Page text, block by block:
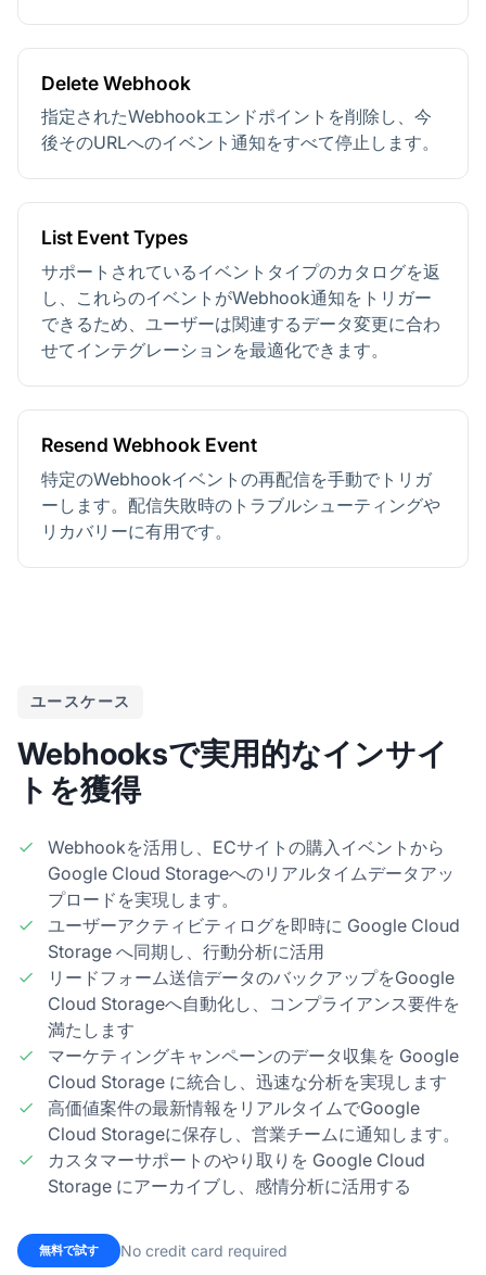
Delete Webhook
指定されたWebhookエンドポイントを削除し、今
後そのURLへのイベント通知をすべて停止します。
List Event Types
サポートされているイベントタイプのカタログを返
し、これらのイベントがWebhook通知をトリガー
できるため、ユーザーは関連するデータ変更に合わ
せてインテグレーションを最適化できます。
Resend Webhook Event
特定のWebhookイベントの再配信を手動でトリガ
ーします。配信失敗時のトラブルシューティングや
リカバリーに有用です。
ユースケース
Webhooksで実用的なインサイ
トを獲得
Webhookを活用し、ECサイトの購入イベントから
Google Cloud Storageへのリアルタイムデータアッ
プロードを実現します。
ユーザーアクティビティログを即時に Google Cloud
Storage へ同期し、行動分析に活用
リードフォーム送信データのバックアップをGoogle
Cloud Storageへ自動化し、コンプライアンス要件を
満たします
マーケティングキャンペーンのデータ収集を Google
Cloud Storage に統合し、迅速な分析を実現します
高価値案件の最新情報をリアルタイムでGoogle
Cloud Storageに保存し、営業チームに通知します。
カスタマーサポートのやり取りを Google Cloud
Storage にアーカイブし、感情分析に活用する
無料で試す No credit card required